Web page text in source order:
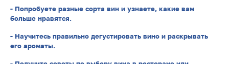
- Попробуете разные сорта вин и узнаете, какие вам
больше нравятся.
- Научитесь правильно дегустировать вино и раскрывать
его ароматы.